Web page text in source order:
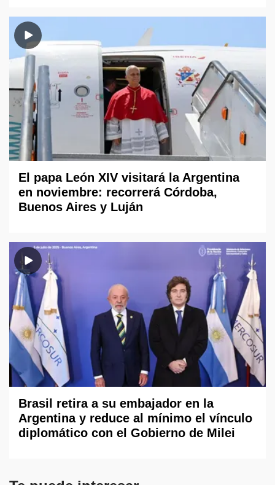
El papa León XIV visitará la Argentina
en noviembre: recorrerá Córdoba,
Buenos Aires y Luján
Brasil retira a su embajador en la
Argentina y reduce al mínimo el vínculo
diplomático con el Gobierno de Milei